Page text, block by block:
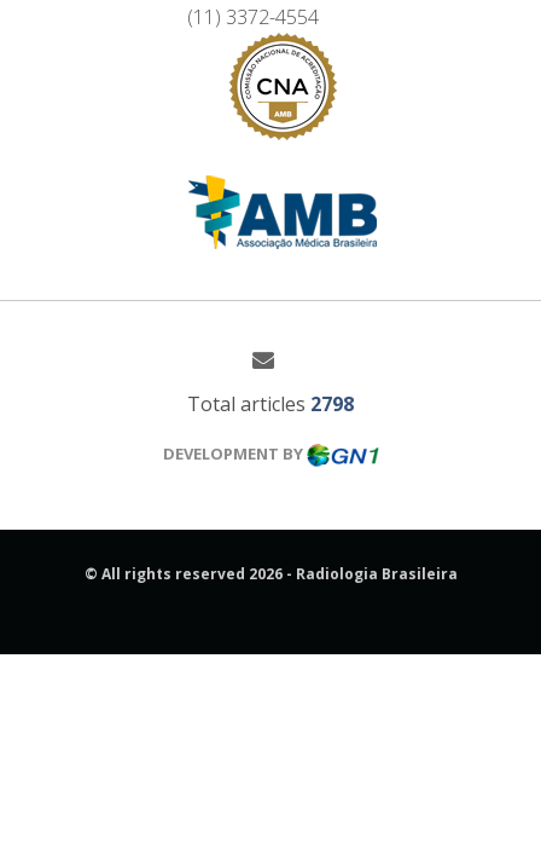
(11) 3372-4554
Total articles 2798
DEVELOPMENT BY
© All rights reserved 2026 - Radiologia Brasileira